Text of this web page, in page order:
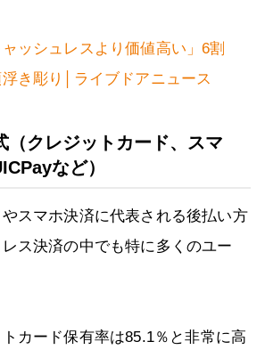
ャッシュレスより価値高い」6割
き彫り│ライブドアニュース
（クレジットカード、スマ
など）
スマホ決済に代表される後払い方
ス決済の中でも特に多くのユー
カード保有率は85.1％と非常に高